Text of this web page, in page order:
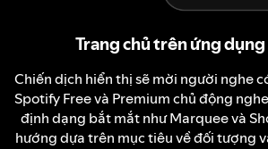
Trang chủ trên ứng
Chiến dịch hiển thị sẽ mời người nghe
Spotify Free và Premium chủ động
định dạng bắt mắt như Marquee và
hướng dựa trên mục tiêu về đối tượng